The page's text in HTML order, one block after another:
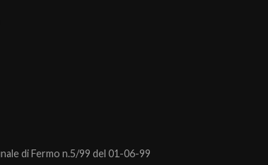
di Fermo n.5/99 del 01-06-99